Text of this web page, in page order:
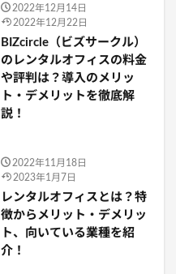
2022年12月14日
2022年12月22日
BIZcircle（ビズサークル）
のレンタルオフィスの料金
や評判は？導入のメリッ
ト・デメリットを徹底解
説！
2022年11月18日
2023年1月7日
レンタルオフィスとは？特
徴からメリット・デメリッ
ト、向いている業種を紹
介！